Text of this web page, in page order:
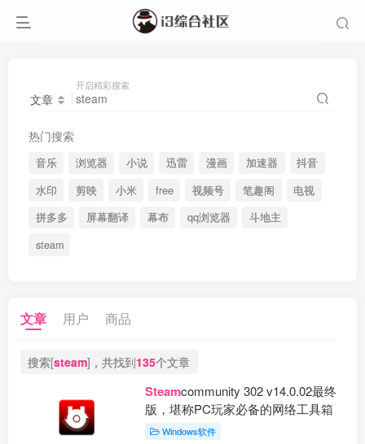
文章
开启精彩搜索
热门搜索
音乐 浏览器 小说 迅雷 漫画 加速器
抖音
水印
剪映 小米 free 视频号 笔趣阁
电视
拼多多
屏幕翻译 幕布 qq浏览器
斗地主
steam
文章 用户 商品
搜索[steam]，共找到135个文章
Steamcommunity 302 v14.0.02最终
版，堪称PC玩家必备的网络工具箱
Windows软件